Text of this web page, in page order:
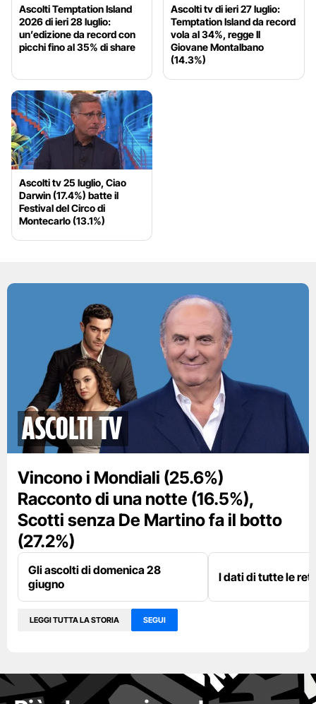
Ascolti Temptation Island
2026 di ieri 28 luglio:
un’edizione da record con
picchi fino al 35% di share
Ascolti tv di ieri 27 luglio:
Temptation Island da record
vola al 34%, regge Il
Giovane Montalbano
(14.3%)
Ascolti tv 25 luglio, Ciao
Darwin (17.4%) batte il
Festival del Circo di
Montecarlo (13.1%)
Ascolti TV
Vincono i Mondiali (25.6%)
Racconto di una notte (16.5%),
Scotti senza De Martino fa il botto
(27.2%)
Gli ascolti di domenica 28
giugno
I dati di tutte le
LEGGI TUTTA LA STORIA SEGUI